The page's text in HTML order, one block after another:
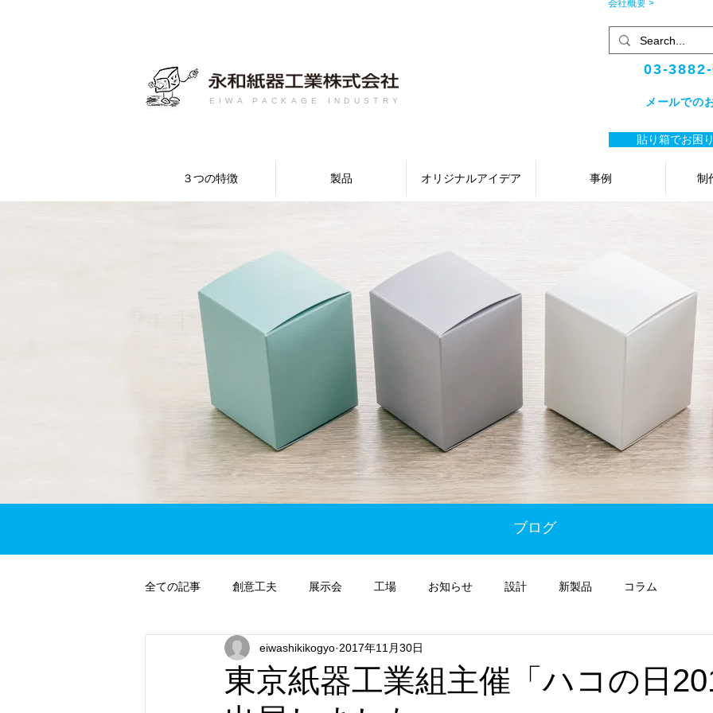
会社概要 >
EIWA PACKAGE INDUSTRY
03-
メールでの
貼り箱でお困
３つの特徴 製品 オリジナルアイデア 事例 制
ブログ
全ての記事 創意工夫 展示会 工場 お知らせ 設計 新製品 コラム
東京紙器工業組主催「ハコの日
eiwashikikogyo 2017年11月30日